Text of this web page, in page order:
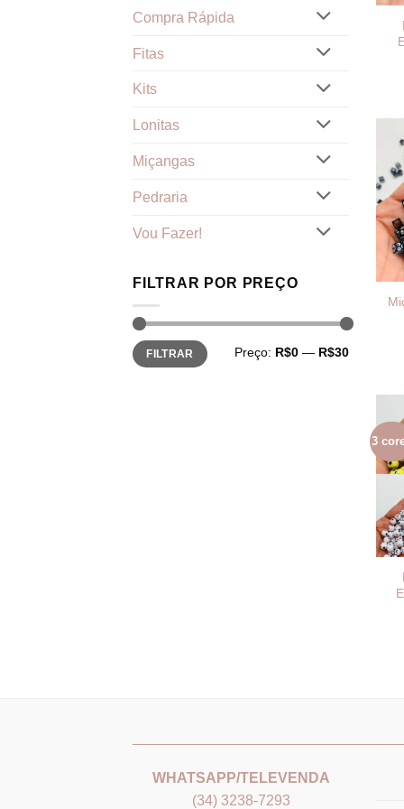
Compra Rápida
Fitas
Kits
Lonitas
Miçangas
Pedraria
Vou Fazer!
FILTRAR POR PREÇO
Preço
mínimo
Preço
máximo
FILTRAR Preço: R$0 — R$30
3
WHATSAPP/TELEVENDA
(34) 3238-7293